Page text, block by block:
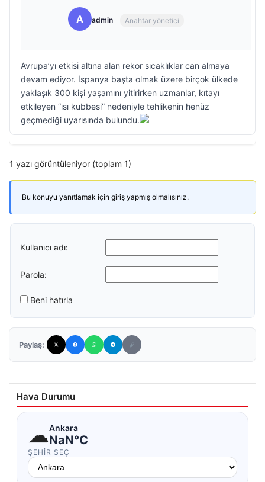
A admin Anahtar yönetici
Avrupa’yı etkisi altına alan rekor sıcaklıklar can almaya
devam ediyor. İspanya başta olmak üzere birçok ülkede
yaklaşık 300 kişi yaşamını yitirirken uzmanlar, kıtayı
etkileyen “ısı kubbesi” nedeniyle tehlikenin henüz
geçmediği uyarısında bulundu.
1 yazı görüntüleniyor (toplam 1)
Bu konuyu yanıtlamak için giriş yapmış olmalısınız.
Kullanıcı adı:
Parola:
Beni hatırla
Paylaş:
Hava Durumu
☁Ankara
NaN°C
ŞEHIR SEÇ